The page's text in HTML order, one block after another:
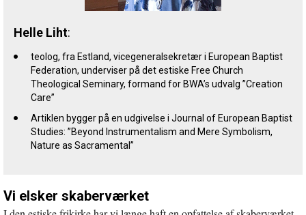
Helle Liht:
teolog, fra Estland, vicegeneralsekretær i European Baptist
Federation, underviser på det estiske Free Church
Theological Seminary, formand for BWA’s udvalg ”Creation
Care”
Artiklen bygger på en udgivelse i Journal of European Baptist
Studies: ”Beyond Instrumentalism and Mere Symbolism,
Nature as Sacramental”
Vi elsker skaberværket